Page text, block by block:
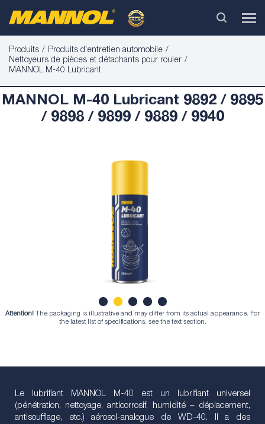
Produits
Produits d'entretien automobile
Nettoyeurs de pièces et détachants pour rouler
MANNOL M-40 Lubricant
MANNOL M-40 Lubricant 9892 / 9895
/ 9898 / 9899 / 9889 / 9940
1 2 4 5
Attention! The packaging is illustrative and may differ from its actual appearance. For
the latest list of specifications, see the text section.
Le lubrifiant MANNOL M-40 est un lubrifiant universel
(pénétration, nettoyage, anticorrosif, humidité – déplacement,
antisoufflage, etc.) aérosol-analogue de WD-40. Il a des